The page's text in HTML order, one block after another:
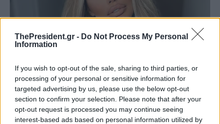
ThePresident.gr - Do Not Process My Personal
Information
If you wish to opt-out of the sale, sharing to third parties, or
processing of your personal or sensitive information for
targeted advertising by us, please use the below opt-out
section to confirm your selection. Please note that after your
opt-out request is processed you may continue seeing
interest-based ads based on personal information utilized by